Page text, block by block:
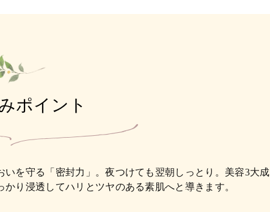
ポイント
を守る「密封力」。夜つけても翌朝しっとり。美容3大成
り浸透してハリとツヤのある素肌へと導きます。